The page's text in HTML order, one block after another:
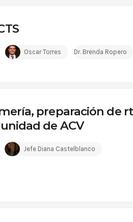
Oscar Torres Dr. Brenda Ropero
preparación de
de ACV
Jefe Diana Castelblanco